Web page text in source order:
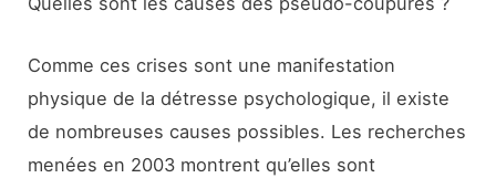
Comme ces crises sont une manifestation
physique de la détresse psychologique, il existe
de nombreuses causes possibles. Les recherches
menées en 2003 montrent qu’elles sont